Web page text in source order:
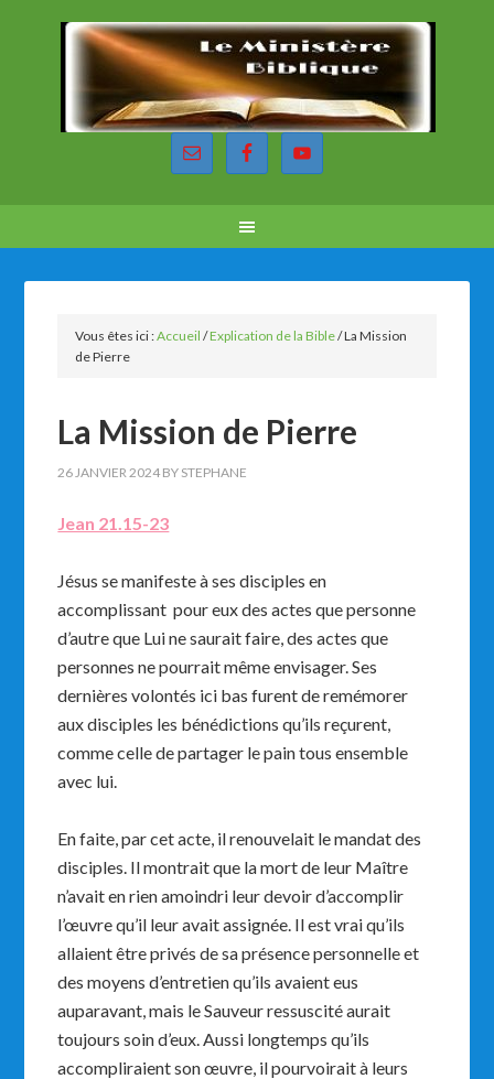
Vous êtes ici :Accueil /Explication de la Bible/La Mission
de Pierre
La Mission de Pierre
26 JANVIER 2024 BY STEPHANE
Jean 21.15-23
Jésus se manifeste à ses disciples en
accomplissant pour eux des actes que personne
d’autre que Lui ne saurait faire, des actes que
personnes ne pourrait même envisager. Ses
dernières volontés ici bas furent de remémorer
aux disciples les bénédictions qu’ils reçurent,
comme celle de partager le pain tous ensemble
avec lui.
En faite, par cet acte, il renouvelait le mandat des
disciples. Il montrait que la mort de leur Maître
n’avait en rien amoindri leur devoir d’accomplir
l’œuvre qu’il leur avait assignée. Il est vrai qu’ils
allaient être privés de sa présence personnelle et
des moyens d’entretien qu’ils avaient eus
auparavant, mais le Sauveur ressuscité aurait
toujours soin d’eux. Aussi longtemps qu’ils
accompliraient son œuvre, il pourvoirait à leurs